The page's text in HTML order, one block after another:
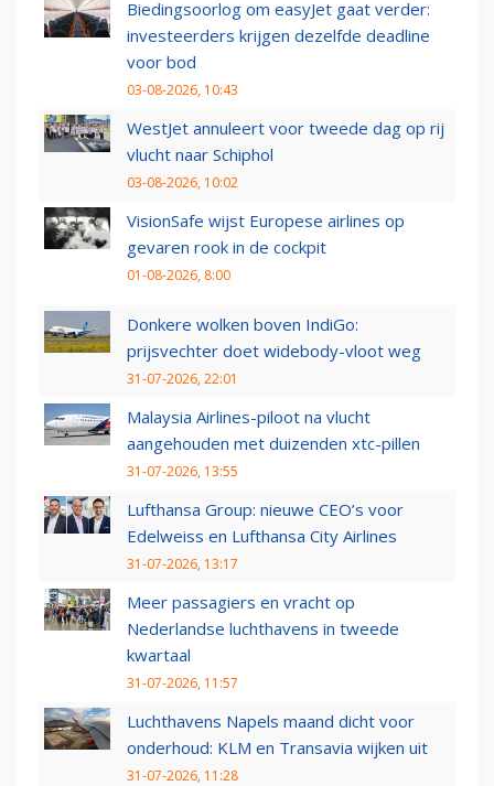
Biedingsoorlog om easyJet gaat verder:
investeerders krijgen dezelfde deadline
voor bod
03-08-2026, 10:43
WestJet annuleert voor tweede dag op rij
vlucht naar Schiphol
03-08-2026, 10:02
VisionSafe wijst Europese airlines op
gevaren rook in de cockpit
01-08-2026, 8:00
Donkere wolken boven IndiGo:
prijsvechter doet widebody-vloot weg
31-07-2026, 22:01
Malaysia Airlines-piloot na vlucht
aangehouden met duizenden xtc-pillen
31-07-2026, 13:55
Lufthansa Group: nieuwe CEO’s voor
Edelweiss en Lufthansa City Airlines
31-07-2026, 13:17
Meer passagiers en vracht op
Nederlandse luchthavens in tweede
kwartaal
31-07-2026, 11:57
Luchthavens Napels maand dicht voor
onderhoud: KLM en Transavia wijken uit
31-07-2026, 11:28